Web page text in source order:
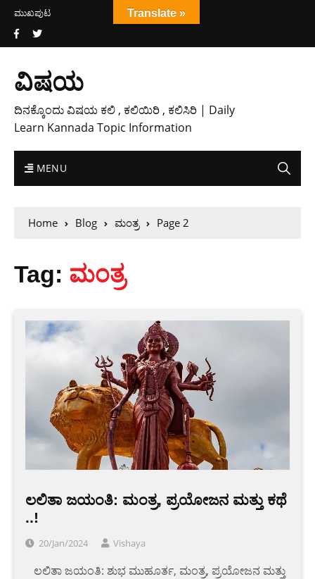
ಮುಖಪುಟ
ವಿಷಯ
ದಿನಕ್ಕೊಂದು ವಿಷಯ ಕಲಿ , ಕಲಿಯಿರಿ , ಕಲಿಸಿರಿ | Daily
Learn Kannada Topic Information
MENU
Home Blog ಮಂತ್ರ Page 2
Tag: ಮಂತ್ರ
ಲಲಿತಾ ಜಯಂತಿ: ಮಂತ್ರ, ಪ್ರಯೋಜನ ಮತ್ತು ಕಥೆ
..!
20/Jan/2024 Vishaya
‌‌ ‌ ‌ ‌ಲಲಿತಾ ಜಯಂತಿ: ಶುಭ ಮುಹೂರ್ತ, ಮಂತ್ರ, ಪ್ರಯೋಜನ ಮತ್ತು
Translate »